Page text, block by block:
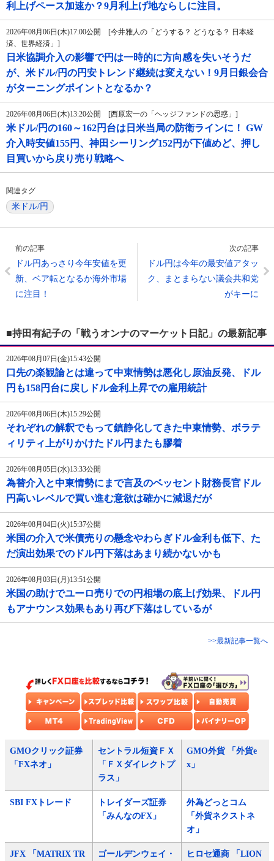
利上げペース加速か？9月利上げ地ならしに注目。
2026年08月06日(木)17:00公開 [今井雅人の「どうする？ どうなる？ 日本経
済、世界経済」]
日米協調介入の影響で円は一時的に方向感を失いそうだ
が、米ドル/円の円安トレンド継続は変えない！9月日銀会合
がターニングポイントとなるか？
2026年08月06日(木)13:20公開 [西原宏一の「ヘッジファンドの思惑」]
米ドル/円の160～162円台は日米当局の防衛ラインに！ GW
介入時安値155円、神田シーリング152円が下値めど、押し
目買いから戻り売り戦略へ
関連タグ
米ドル/円
前の記事
ドル円あっさり今年安値を更
新、ベア転となるか海外市場
に注目！
次の記事
ドル円は今年の最安値アタッ
ク、まとまらない議会共和党
がキーに
■持田有紀子の「戦うオンナのマーケット日記」の最新記事
2026年08月07日(金)15:43公開
口先の楽観論とは違って中東情勢は悪化し原油反発、ドル
円も158円台に戻しドル金利上昇での雇用統計
2026年08月06日(木)15:29公開
それぞれの解釈でもって鎮静化してきた中東情勢、ボラテ
ィリティ上がりかけたドル円またも膠着
2026年08月05日(水)13:33公開
為替介入と中東情勢にまで言及のベッセント財務長官ドル
円高いレベルで買い進む意欲は確かに減退だが
2026年08月04日(火)15:37公開
米国の介入で米債売りの懸念やわらぎドル金利も低下、た
だ演出効果でのドル円下落はあまり続かないかも
2026年08月03日(月)13:51公開
米国の助けでユーロ売りでの円相場の底上げ効果、ドル円
もアナウンス効果もあり再び下落はしているが
>>最新記事一覧へ
GMOクリック証券
「FXネオ」
セントラル短資ＦＸ
「ＦＸダイレクトプ
ラス」
GMO外貨 「外貨e
x」
SBI FXトレード
トレイダーズ証券
「みんなのFX」
外為どっとコム
「外貨ネクストネ
オ」
JFX 「MATRIX TR ゴールデンウェイ・ ヒロセ通商 「LION